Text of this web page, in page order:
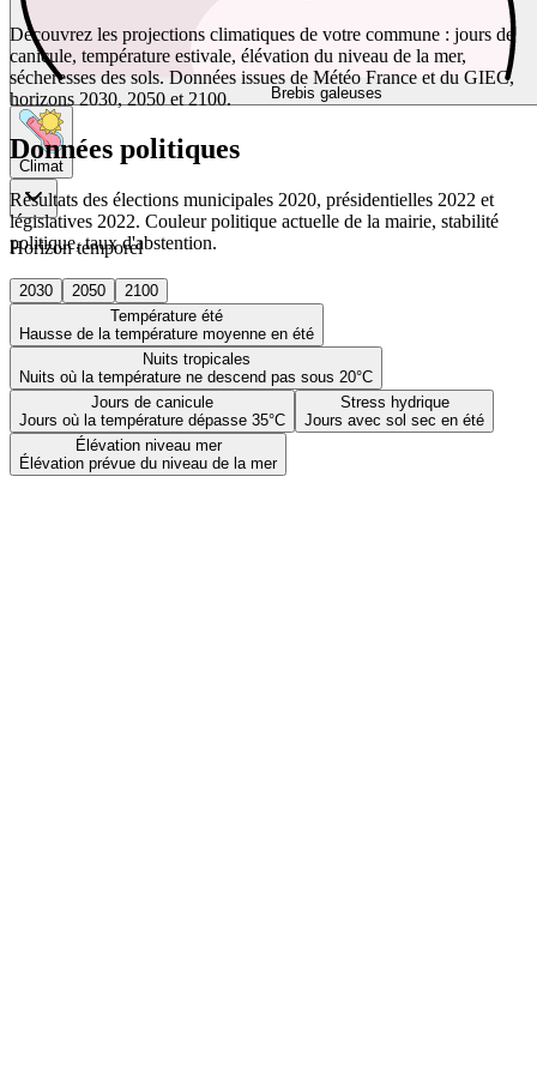
Brebis galeuses
Climat
Horizon temporel
2030 2050
2100
Température été
Hausse de la température moyenne en été
Nuits tropicales
Nuits où la température ne descend pas sous 20°C
Jours de canicule
Jours où la température dépasse 35°C
Stress hydrique
Jours avec sol sec en été
Élévation niveau mer
Élévation prévue du niveau de la mer
Découvrez les projections climatiques de votre commune : jours de
canicule, température estivale, élévation du niveau de la mer,
sécheresses des sols. Données issues de Météo France et du GIEC,
horizons 2030, 2050 et 2100.
Données politiques
Résultats des élections municipales 2020, présidentielles 2022 et
législatives 2022. Couleur politique actuelle de la mairie, stabilité
politique, taux d'abstention.